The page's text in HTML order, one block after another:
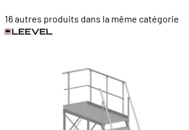
16 autres produits dans la même catégorie